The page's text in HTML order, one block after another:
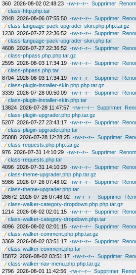
360 2026-08-02 02:48:23 -rw-r--r-- Supprimer
class-http.php.tar
2048 2026-08-06 07:55:50 -rw-r--r-- Supprimer
class-language-pack-upgrader-skin.php.php.tar.gz
1230 2026-07-27 22:36:52 -rw-r--r-- Supprimer
class-language-pack-upgrader-skin.php.tar
4608 2026-07-27 22:36:52 -rw-r--r-- Supprimer
class-phpass.php.php.tar.gz
2595 2026-08-03 17:34:19 -rw-r--r-- Supprimer
class-phpass.php.tar
8704 2026-08-03 17:34:19 -rw-r--r-- Supprimer
class-plugin-installer-skin.php.php.tar.gz
3339 2026-07-28 00:50:09 -rw-r--r-- Supprimer
class-plugin-installer-skin.php.tar
13824 2026-07-28 11:47:57 -rw-r--r-- Supprimer
class-plugin-upgrader.php.php.tar.gz
5207 2026-07-27 23:43:17 -rw-r--r-- Supprimer
class-plugin-upgrader.php.tar
25088 2026-07-28 12:28:25 -rw-r--r-- Supprimer
class-requests.php.php.tar.gz
976 2026-07-31 14:10:29 -rw-r--r-- Supprimer
class-requests.php.tar
4096 2026-07-31 14:10:29 -rw-r--r-- Supprimer
class-theme-upgrader.php.php.tar.gz
5986 2026-07-26 07:48:02 -rw-r--r-- Supprimer
class-theme-upgrader.php.tar
28672 2026-07-26 07:48:02 -rw-r--r-- Supprimer
class-walker-category-dropdown.php.php.tar.gz
1214 2026-08-02 02:01:15 -rw-r--r-- Supprimer
class-walker-category-dropdown.php.tar
4096 2026-08-02 02:01:15 -rw-r--r-- Supprimer
class-walker-comment.php.php.tar.gz
3369 2026-08-02 03:51:17 -rw-r--r-- Supprimer
class-walker-comment.php.tar
15872 2026-08-02 03:51:17 -rw-r--r-- Supprimer
class-walker-nav-menu.php.php.tar.gz
2796 2026-08-01 11:42:56 -rw-r--r-- Supprimer